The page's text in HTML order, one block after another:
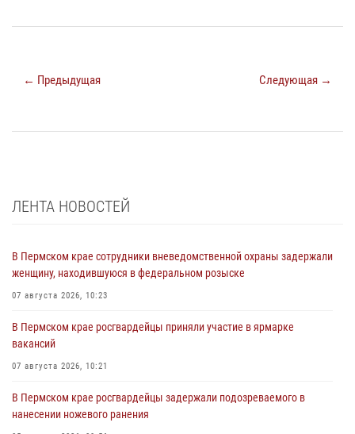
← Предыдущая Следующая →
ЛЕНТА НОВОСТЕЙ
В Пермском крае сотрудники вневедомственной охраны задержали
женщину, находившуюся в федеральном розыске
07 августа 2026, 10:23
В Пермском крае росгвардейцы приняли участие в ярмарке
вакансий
07 августа 2026, 10:21
В Пермском крае росгвардейцы задержали подозреваемого в
нанесении ножевого ранения